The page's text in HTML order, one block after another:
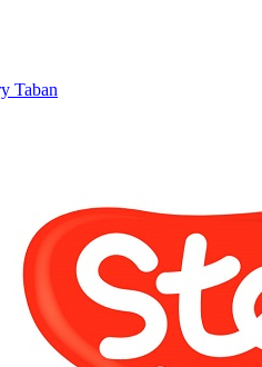
Taban